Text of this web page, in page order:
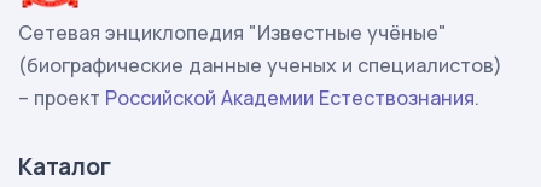
Сетевая энциклопедия "Известные учёные"
(биографические данные ученых и специалистов)
– проект Российской Академии Естествознания.
Каталог